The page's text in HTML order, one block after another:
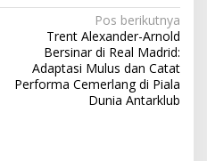
Pos berikutnya
Trent Alexander-Arnold
Bersinar di Real Madrid:
Adaptasi Mulus dan Catat
Performa Cemerlang di Piala
Dunia Antarklub